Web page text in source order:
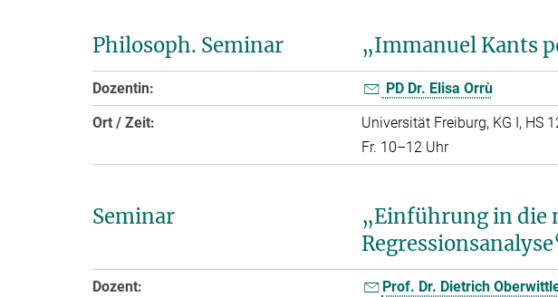
Philosoph. Seminar „Immanuel Kants
Dozentin:
PD Dr. Elisa Orrù
Ort / Zeit:
Universität Freiburg, KG I, HS
Fr. 10–12 Uhr
Seminar
„Einführung in die
Dozent: Prof. Dr. Dietrich